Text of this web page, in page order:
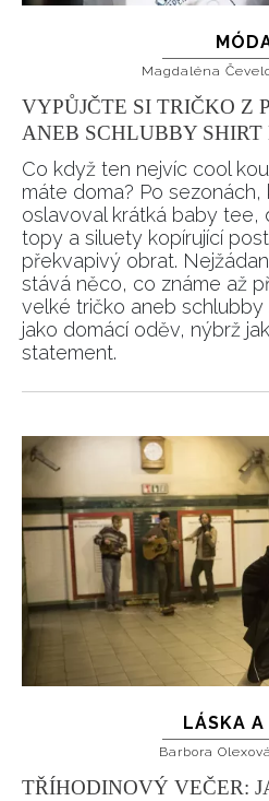
Magdaléna
VYPŮJČTE SI TRIČKO Z
ANEB SCHLUBBY
Co když ten nejvíc cool
máte doma? Po
oslavoval krátká baby tee,
topy a siluety kopírující
překvapivý obrat.
stává něco, co známe až
velké tričko aneb schlubby
jako domácí oděv, nýbrž
statement.
LÁSKA A
Barbora Olexová
TŘÍHODINOVÝ VEČER: